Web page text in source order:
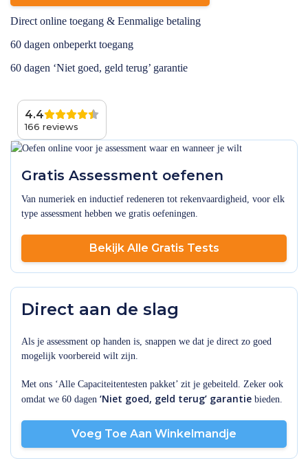
Direct online toegang & Eenmalige betaling
60 dagen onbeperkt toegang
60 dagen ‘Niet goed, geld terug’ garantie
4.4
166 reviews
Gratis Assessment oefenen
Van numeriek en inductief redeneren tot rekenvaardigheid, voor elk
type assessment hebben we gratis oefeningen.
Bekijk Alle Gratis Tests
Direct aan de slag
Als je assessment op handen is, snappen we dat je direct zo goed
mogelijk voorbereid wilt zijn.
Met ons ‘Alle Capaciteitentesten pakket’ zit je gebeiteld. Zeker ook
omdat we 60 dagen ‘Niet goed, geld terug’ garantie bieden.
Voeg Toe Aan Winkelmandje